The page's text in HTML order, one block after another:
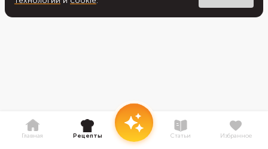
Главная Рецепты Статьи Избранное